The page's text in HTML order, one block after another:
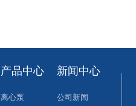
产品中心
离心泵
新闻中心
公司新闻